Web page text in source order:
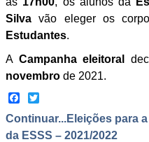
Silva vão eleger os
Estudantes.
A Campanha eleitoral
novembro de 2021.
Continuar...Eleições para
da ESSS – 2021/2022